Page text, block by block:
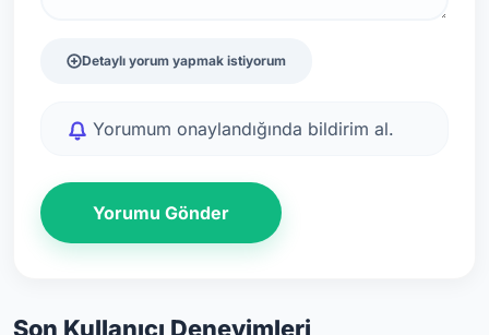
Detaylı yorum yapmak istiyorum
Yorumum onaylandığında bildirim al.
Yorumu Gönder
Son Kullanıcı Deneyimleri